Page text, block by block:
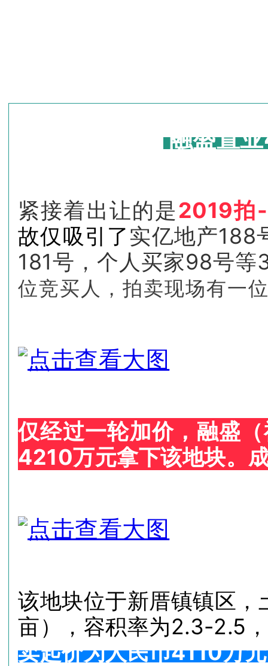
融盛置
紧接着出让的是2019拍
故仅吸引了实亿地产188
181号，个人买家98号等
位竞买人，拍卖现场有一
仅经过一轮加价，融盛
4210万元拿下该地块。
该地块位于新厝镇镇区
亩），容积率为2.3-2.5
卖起价为人民币4110万